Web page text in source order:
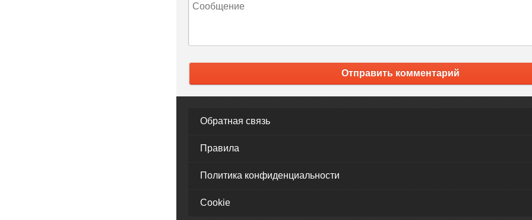
Отправить комментарий
Обратная связь
Правила
Политика конфиденциальности
Cookie